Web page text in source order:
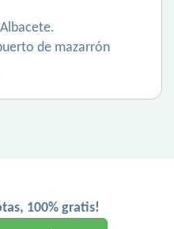
de mazarrón
100% gratis!